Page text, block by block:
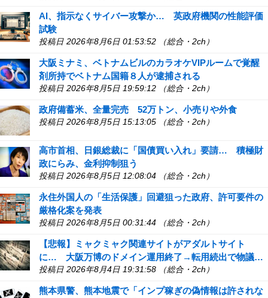
AI、指示なくサイバー攻撃か… 英政府機関の性能評価
試験
投稿日 2026年8月6日 01:53:52 （総合・2ch）
大阪ミナミ、ベトナムビルのカラオケVIPルームで覚醒
剤所持でベトナム国籍８人が逮捕される
投稿日 2026年8月5日 19:59:12 （総合・2ch）
政府備蓄米、全量完売 52万トン、小売りや外食
投稿日 2026年8月5日 15:13:05 （総合・2ch）
高市首相、日銀総裁に「国債買い入れ」要請… 積極財
政にらみ、金利抑制狙う
投稿日 2026年8月5日 12:08:04 （総合・2ch）
永住外国人の「生活保護」回避狙った政府、許可要件の
厳格化案を発表
投稿日 2026年8月5日 00:31:44 （総合・2ch）
【悲報】ミャクミャク関連サイトがアダルトサイト
に… 大阪万博のドメイン運用終了→転用続出で物議…
投稿日 2026年8月4日 19:31:58 （総合・2ch）
熊本県警、熊本地震で「インプ稼ぎの偽情報は許されな